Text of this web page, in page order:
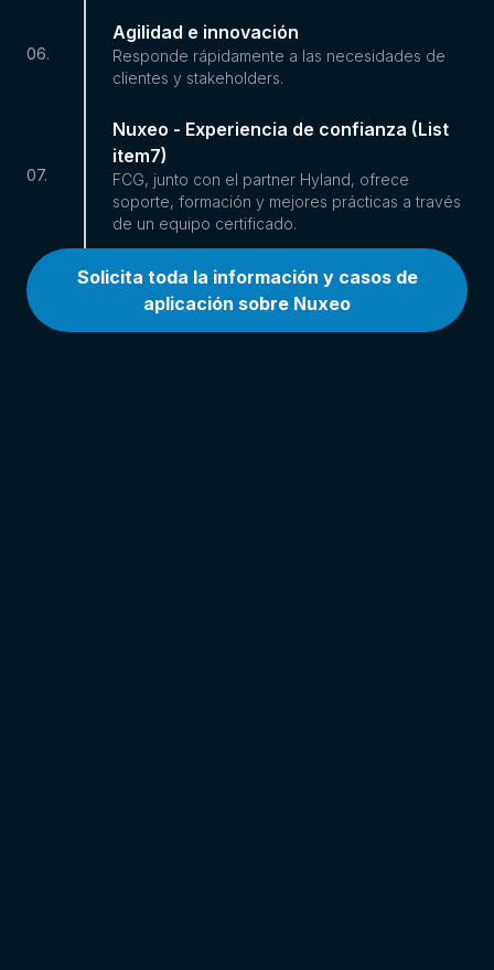
06.
Agilidad e innovación
Responde rápidamente a las necesidades de
clientes y stakeholders.
07.
Nuxeo - Experiencia de confianza (List
item7)
FCG, junto con el partner Hyland, ofrece
soporte, formación y mejores prácticas a través
de un equipo certificado.
Solicita toda la información y casos de
aplicación sobre Nuxeo